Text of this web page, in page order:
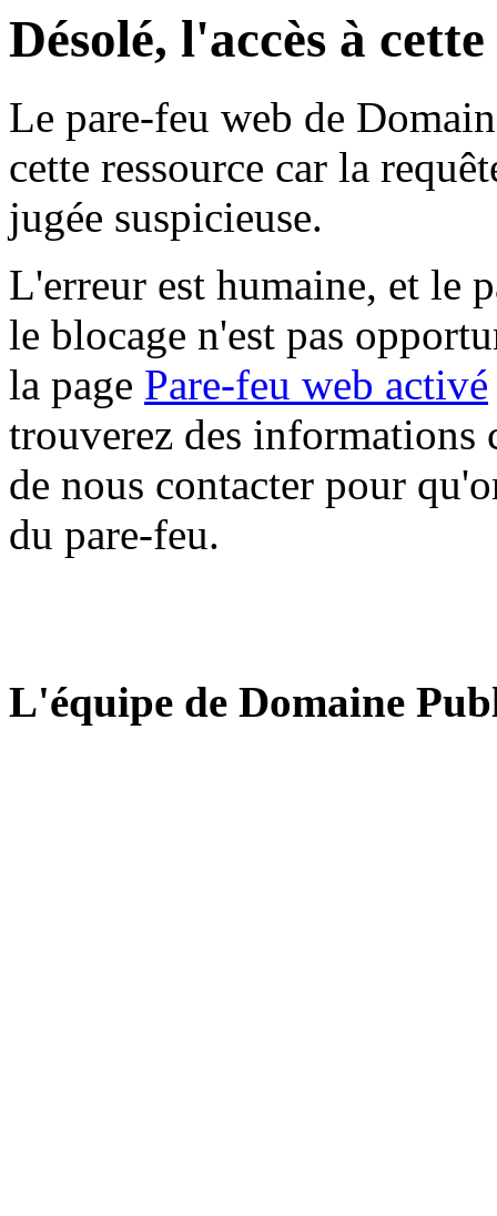
Désolé, l'accès à
Le pare-feu web de
cette ressource car la
jugée suspicieuse.
L'erreur est humaine, et le
le blocage n'est pas
la page Pare-feu web activé
trouverez des informations
de nous contacter pour
du pare-feu.
L'équipe de Domaine